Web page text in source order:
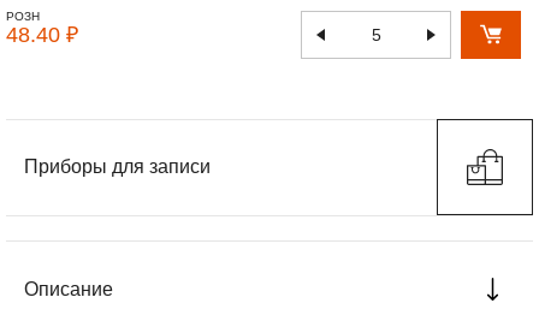
РОЗН
48.40 ₽
Приборы для записи
Описание